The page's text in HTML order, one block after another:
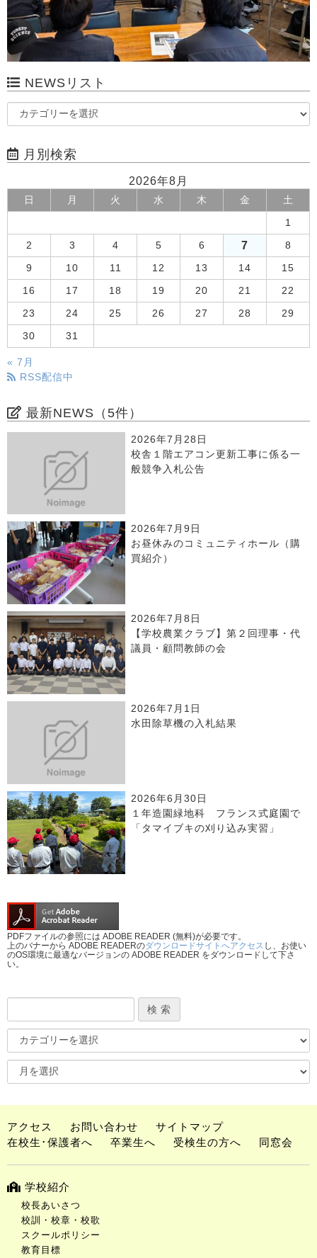
NEWSリスト
月別検索
2026年8月
日 月 火 水 木 金 土
1
2 3 4 5 6 7 8
9 10 11 12 13 14 15
16 17 18 19 20 21 22
23 24 25 26 27 28 29
30 31
« 7月
RSS配信中
最新NEWS（5件）
2026年7月28日
校舎１階エアコン更新工事に係る一
般競争入札公告
2026年7月9日
お昼休みのコミュニティホール（購
買紹介）
2026年7月8日
【学校農業クラブ】第２回理事・代
議員・顧問教師の会
2026年7月1日
水田除草機の入札結果
2026年6月30日
１年造園緑地科 フランス式庭園で
「タマイブキの刈り込み実習」
PDFファイルの参照には ADOBE READER (無料)が必要です。
上のバナーから ADOBE READERのダウンロードサイトへアクセス し、お使い
のOS環境に最適なバージョンの ADOBE READER をダウンロードして下さ
い。
アクセス お問い合わせ
サイトマップ
在校生･保護者へ
卒業生へ 受検生の方へ 同窓会
学校紹介
校長あいさつ
校訓・校章・校歌
スクールポリシー
教育目標